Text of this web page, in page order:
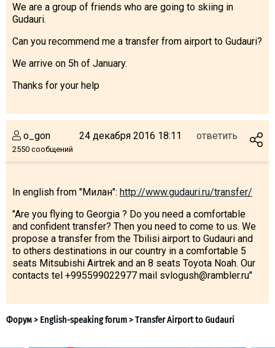
We are a group of friends who are going to skiing in
Gudauri.
Can you recommend me a transfer from airport to Gudauri?
We arrive on 5h of January.
Thanks for your help
o_gon
2550 сообщений
24 декабря 2016 18:11 ответить
In english from "Милан": http://www.gudauri.ru/transfer/
"Are you flying to Georgia ? Do you need a comfortable
and confident transfer? Then you need to come to us. We
propose a transfer from the Tbilisi airport to Gudauri and
to others destinations in our country in a comfortable 5
seats Mitsubishi Airtrek and an 8 seats Toyota Noah. Our
contacts tel +995599022977 mail svlogush@rambler.ru"
Календарь событий
Гудаури
ПРОЖИВАНИЕ
Отели
% Горячие предложения
Долгосрочная аренда
Казбеги
Другое
О Грузии